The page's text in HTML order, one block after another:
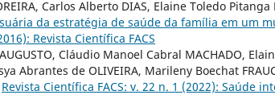
Carlos Alberto DIAS, Elaine Toledo Pitanga
da estratégia de saúde da família em um
Revista Científica FACS
Cláudio Manoel Cabral MACHADO,
Abrantes de OLIVEIRA, Marileny Boechat
Revista Científica FACS: v. 22 n. 1 (2022): Saúde